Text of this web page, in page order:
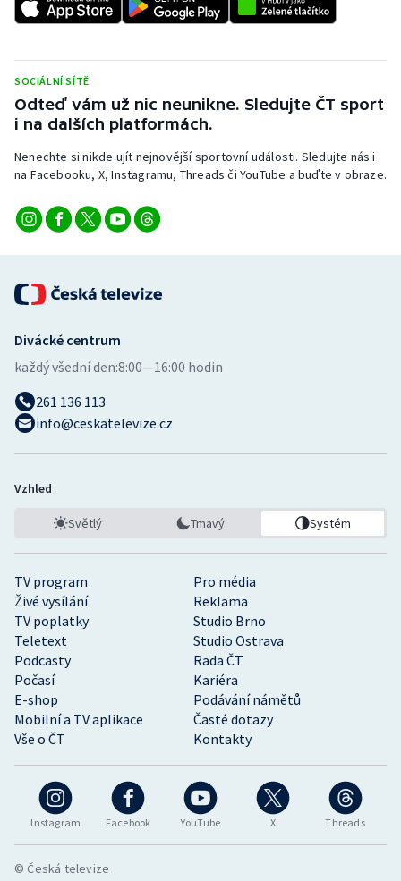
SOCIÁLNÍ SÍTĚ
Odteď vám už nic neunikne. Sledujte ČT sport
i na dalších platformách.
Nenechte si nikde ujít nejnovější sportovní události. Sledujte nás i
na Facebooku, X, Instagramu, Threads či YouTube a buďte v obraze.
Instagram Facebook YouTube X Threads
TV program
Pro média
Živé vysílání
Reklama
TV poplatky
Studio Brno
Teletext
Studio Ostrava
Podcasty
Rada ČT
Počasí
Kariéra
E-shop
Podávání námětů
Mobilní a TV aplikace
Časté dotazy
Vše o ČT
Kontakty
Divácké centrum
každý všední den:8:00—16:00 hodin
261 136 113
info@ceskatelevize.cz
Vzhled
Světlý Tmavý Systém
© Česká televize